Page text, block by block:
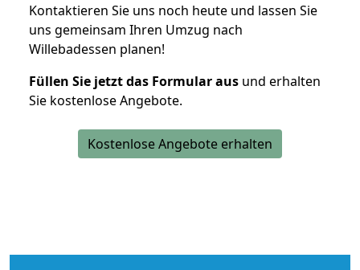
Kontaktieren Sie uns noch heute und lassen Sie
uns gemeinsam Ihren Umzug nach
Willebadessen planen!
Füllen Sie jetzt das Formular aus und erhalten
Sie kostenlose Angebote.
Kostenlose Angebote erhalten